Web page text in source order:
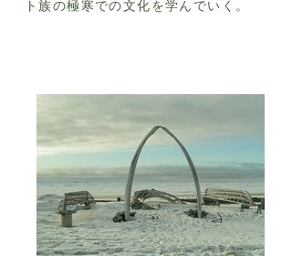
ト族の極寒での文化を学んでいく。